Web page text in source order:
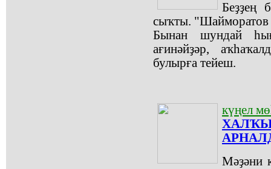
Беҙҙең
сыҡты. "Шайморатов
Бынан шундай
ағинәйҙәр,
булырға тейеш.
күңел
Мәҙәни